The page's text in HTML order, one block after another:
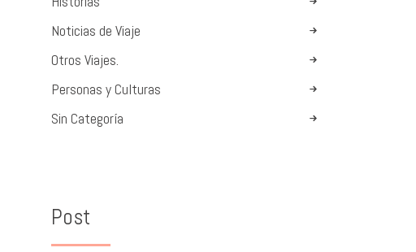
Noticias de Viaje
Otros Viajes.
Personas y Culturas
Sin Categoría
Post